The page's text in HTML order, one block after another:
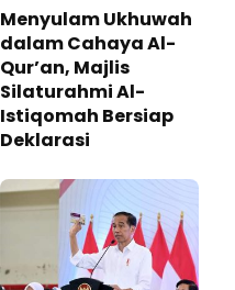
Menyulam Ukhuwah
dalam Cahaya Al-
Qur’an, Majlis
Silaturahmi Al-
Istiqomah Bersiap
Deklarasi